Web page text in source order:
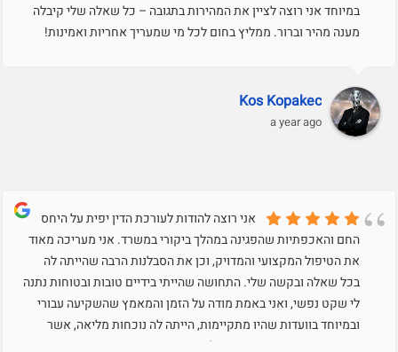
במיוחד אני רוצה לציין את המהירות בתגובה – כל שאלה שלי קיבלה
מענה מהיר וברור. ממליץ בחום לכל מי שמעריך אחריות ואמינות!
Kos Kopakec
a year ago
אני רוצה להודות לעורכת הדין יפית על היחס
החם והאכפתיות שהפגינה במהלך ביקורי במשרד. אני מעריכה מאוד
את הטיפול המקצועי והמדויק, וכן את הסבלנות הרבה שהייתה לה
בכל שאלה ובקשה שלי. התחושה שהייתי בידיים טובות ובטוחות נתנה
לי שקט נפשי, ואני באמת מודה על הזמן והמאמץ שהשקיעה עבורי
ובמיוחד בוועדות שהיו מתקיימות, הייתה לה נוכחות מליאה, אשר
דיברה והעמידה את העמדה שלי בצורה מצויינת ומאוד